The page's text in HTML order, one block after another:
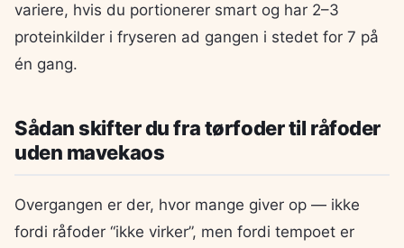
variere, hvis du portionerer smart og har 2–3
proteinkilder i fryseren ad gangen i stedet for 7 på
én gang.
Sådan skifter du fra tørfoder til råfoder
uden mavekaos
Overgangen er der, hvor mange giver op — ikke
fordi råfoder “ikke virker”, men fordi tempoet er